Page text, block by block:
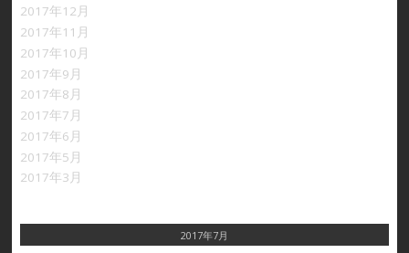
2017年12月
2017年11月
2017年10月
2017年9月
2017年8月
2017年7月
2017年6月
2017年5月
2017年3月
2017年7月